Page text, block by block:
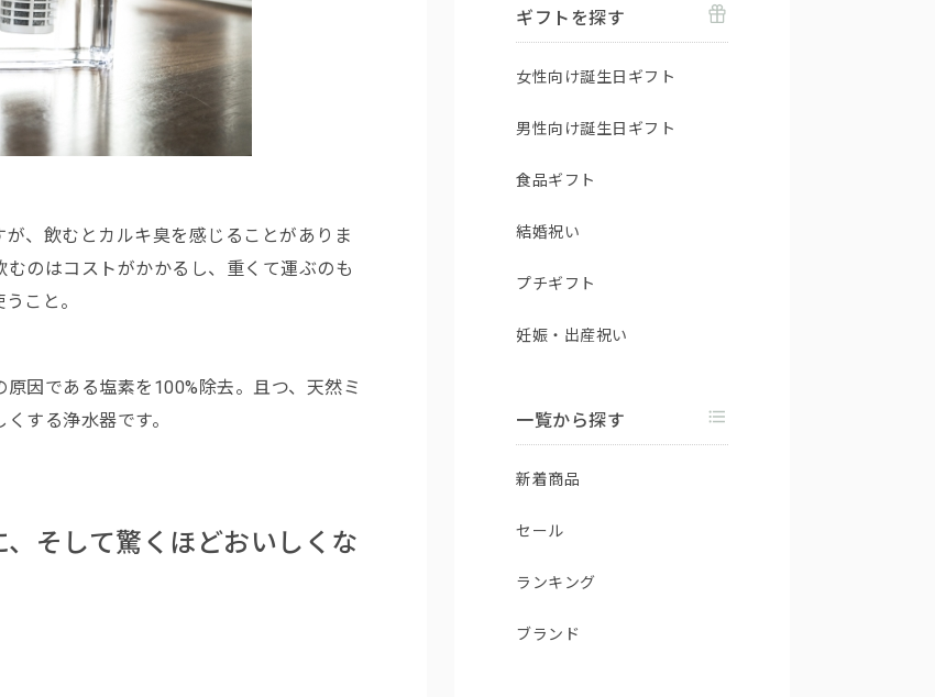
、飲むとカルキ臭を感じることがありま
のはコストがかかるし、重くて運ぶのも
こと。
因である塩素を100%除去。且つ、天然ミ
する浄水器です。
そして驚くほどおいしくな
ギフトを探す
女性向け誕生日ギフト
男性向け誕生日ギフト
食品ギフト
結婚祝い
プチギフト
妊娠・出産祝い
一覧から探す
新着商品
セール
ランキング
ブランド